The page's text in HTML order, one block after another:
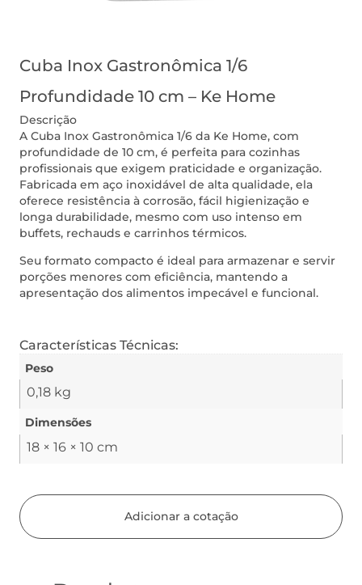
Cuba Inox Gastronômica 1/6
Profundidade 10 cm – Ke Home
Descrição
A Cuba Inox Gastronômica 1/6 da Ke Home, com
profundidade de 10 cm, é perfeita para cozinhas
profissionais que exigem praticidade e organização.
Fabricada em aço inoxidável de alta qualidade, ela
oferece resistência à corrosão, fácil higienização e
longa durabilidade, mesmo com uso intenso em
buffets, rechauds e carrinhos térmicos.
Seu formato compacto é ideal para armazenar e servir
porções menores com eficiência, mantendo a
apresentação dos alimentos impecável e funcional.
Características Técnicas:
Peso
0,18 kg
Dimensões
18 × 16 × 10 cm
Adicionar a cotação